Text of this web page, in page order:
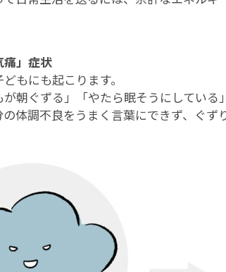
痛」症状
もにも起こります。
が朝ぐずる」「やたら眠そうにしてい
体調不良をうまく言葉にできず、ぐず